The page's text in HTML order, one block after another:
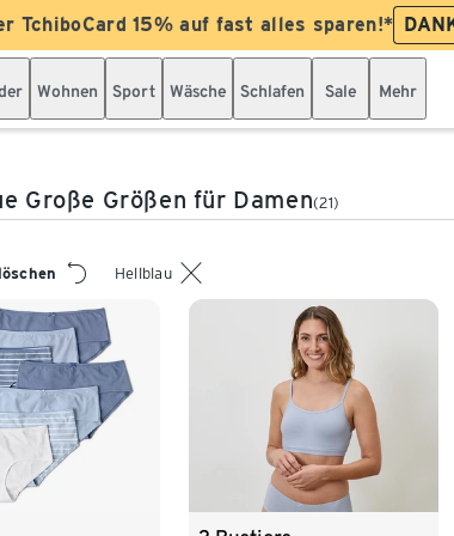
TchiboCard 15% auf fast alles sparen!*
Wohnen Sport Wäsche Schlafen Sale Mehr
Große Größen für Damen(21)
Hellblau